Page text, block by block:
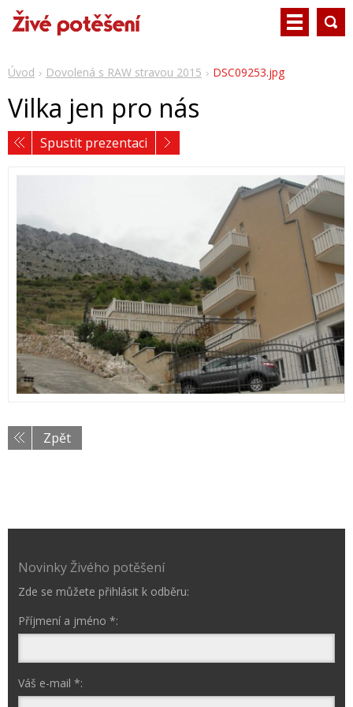
Úvod Dovolená s RAW stravou 2015 DSC09253.jpg
Vilka jen pro nás
Spustit prezentaci
Zpět
Novinky Živého potěšení
Zde se můžete přihlásit k odběru:
Příjmení a jméno *:
Váš e-mail *: